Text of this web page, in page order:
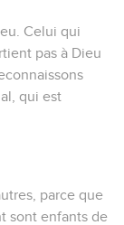
Celui qui
pas à Dieu
qui est
parce que
sont enfants de